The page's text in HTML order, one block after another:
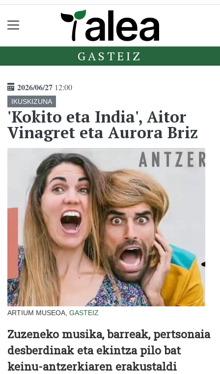
GASTEIZ
2026/06/27 12:00
IKUSKIZUNA
'Kokito eta India', Aitor
Vinagret eta Aurora Briz
ARTIUM MUSEOA, GASTEIZ
Zuzeneko musika, barreak, pertsonaia
desberdinak eta ekintza pilo bat
keinu-antzerkiaren erakustaldi